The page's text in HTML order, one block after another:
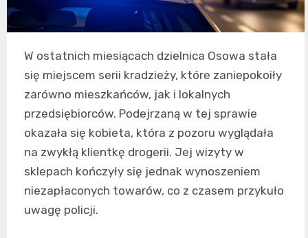
W ostatnich miesiącach dzielnica Osowa stała
się miejscem serii kradzieży, które zaniepokoiły
zarówno mieszkańców, jak i lokalnych
przedsiębiorców. Podejrzaną w tej sprawie
okazała się kobieta, która z pozoru wyglądała
na zwykłą klientkę drogerii. Jej wizyty w
sklepach kończyły się jednak wynoszeniem
niezapłaconych towarów, co z czasem przykuło
uwagę policji.